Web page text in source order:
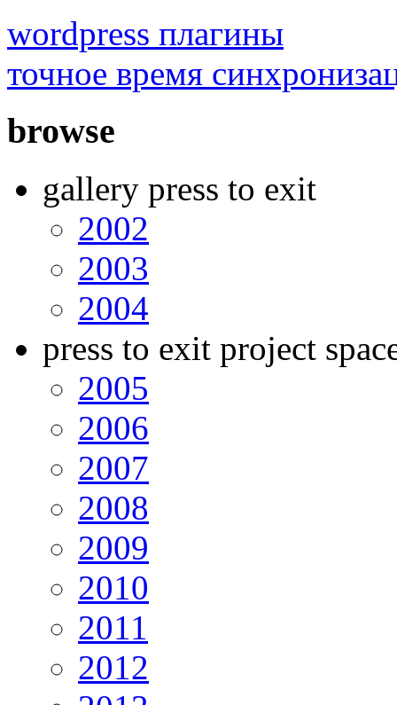
wordpress плагины
точное время
browse
gallery press to exit
2002
2003
2004
press to exit project
2005
2006
2007
2008
2009
2010
2011
2012